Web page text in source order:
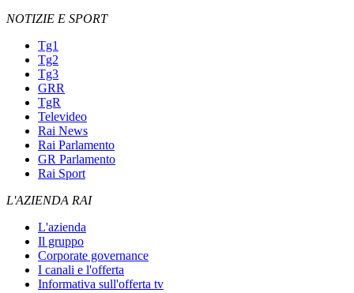
NOTIZIE E SPORT
Tg1
Tg2
Tg3
GRR
TgR
Televideo
Rai News
Rai Parlamento
GR Parlamento
Rai Sport
L'AZIENDA RAI
L'azienda
Il gruppo
Corporate governance
I canali e l'offerta
Informativa sull'offerta tv